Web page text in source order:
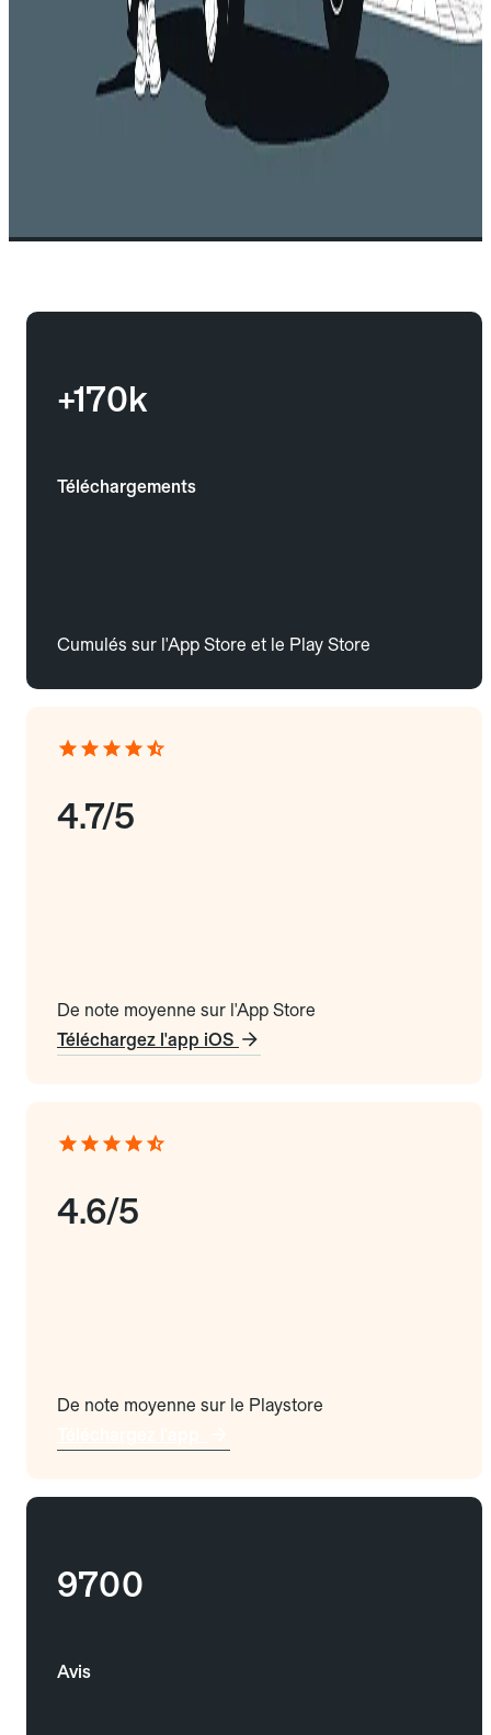
+170k
Téléchargements
Cumulés sur l'App Store et le Play Store
4.7/5
De note moyenne sur l'App Store
Téléchargez l'app iOS
4.6/5
De note moyenne sur le Playstore
9700
Avis